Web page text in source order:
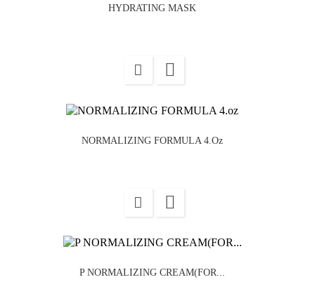
HYDRATING MASK

NORMALIZING FORMULA 4.oz

P NORMALIZING CREAM(FOR...